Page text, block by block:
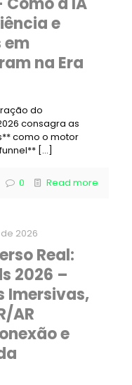
e
em
na Era
do
consagra as
como o motor
[…]
0 Read more
2026
Real:
2026 –
Imersivas,
AR
e